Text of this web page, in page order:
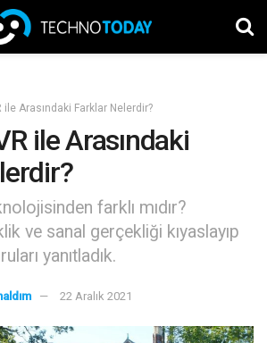
ile Arasındaki Farklar Nelerdir?
ile Arasındaki
farklı mıdır?
ve sanal gerçekliği kıyaslayıp
yanıtladık.
22 Aralık 2021